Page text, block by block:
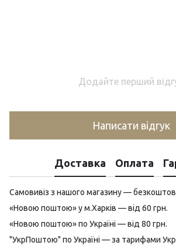
Додайте перший
Написати відгук
Доставка Оплата
Самовивіз з нашого магазину —
«Новою поштою» у м.Харків — від 60 грн.
«Новою поштою» по Україні — від 80 грн.
"УкрПоштою" по Україні — за тарифами